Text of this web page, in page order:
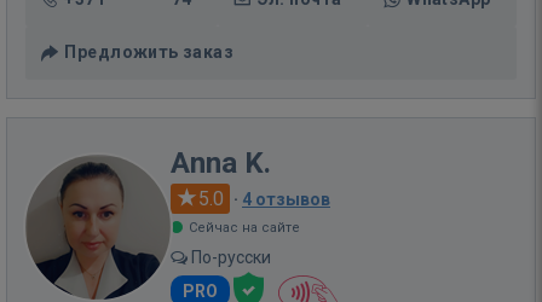
Предложить заказ
Anna K.
5.0 · 4 отзывов
Сейчас на сайте
По-русски
PRO